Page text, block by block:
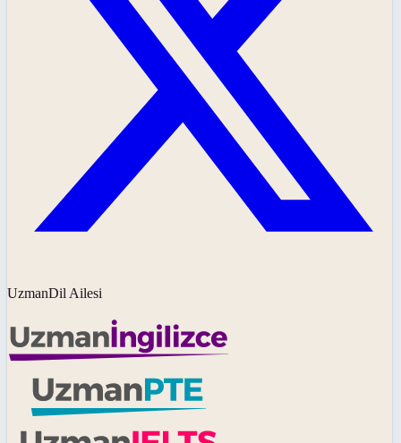
UzmanDil Ailesi